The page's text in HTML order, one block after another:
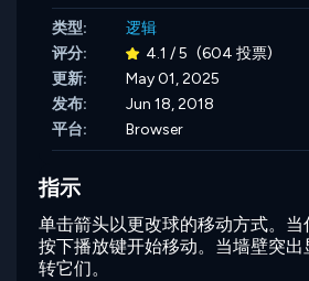
类型:
逻辑
评分:
4.1 / 5 (604 投票)
更新:
May 01, 2025
发布:
Jun 18, 2018
平台:
Browser
指示
单击箭头以更改球的移动方式。当
按下播放键开始移动。当墙壁突
转它们。